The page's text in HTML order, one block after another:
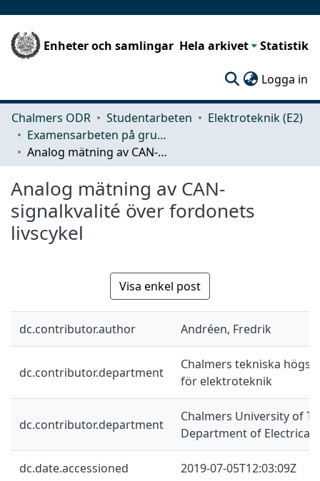
Enheter och samlingar Hela arkivet Statistik
Logga in
Chalmers ODR Studentarbeten
Elektroteknik (E2)
Examensarbeten på grundnivå
Analog mätning av CAN-signalkvalité över fordonets livscykel
Analog mätning av CAN-
signalkvalité över fordonets
livscykel
Visa enkel post
dc.contributor.author Andréen, Fredrik
dc.contributor.department
Chalmers tekniska
för elektroteknik
dc.contributor.department
Chalmers University of
Department of Electrical
dc.date.accessioned 2019-07-05T12:03:09Z